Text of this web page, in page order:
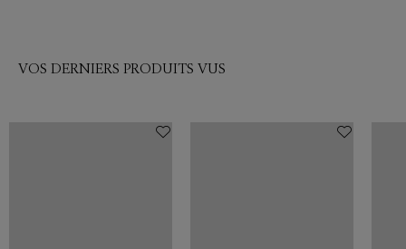
VOS DERNIERS PRODUITS VUS